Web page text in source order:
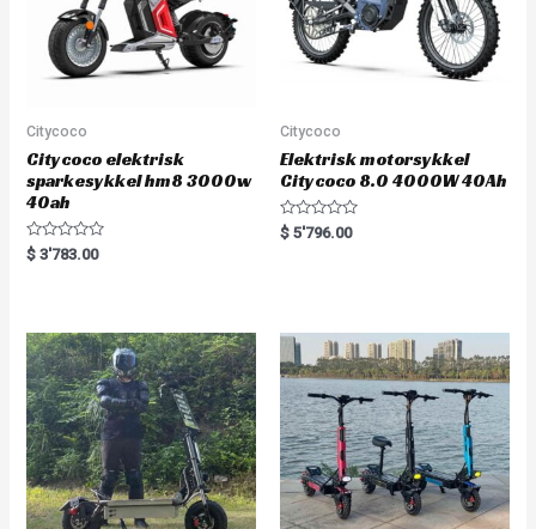
Citycoco
Citycoco elektrisk
sparkesykkel hm8 3000w
40ah
R
a
o
u
t
o
f
5
$ 3'783.00
Citycoco
Elektrisk motorsykkel
Citycoco 8.0 4000W 40Ah
R
a
u
o
f
5
$ 5'796.00